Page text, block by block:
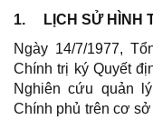
1.
LỊCH SỬ HÌNH
Ngày 14/7/1977,
Chính trị ký Quyết
Nghiên cứu quản
Chính phủ trên cơ